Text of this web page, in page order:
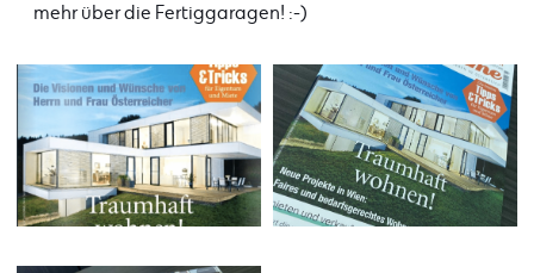
mehr über die Fertiggaragen! :-)